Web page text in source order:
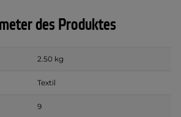
des Produktes
2.50 kg
Textil
9